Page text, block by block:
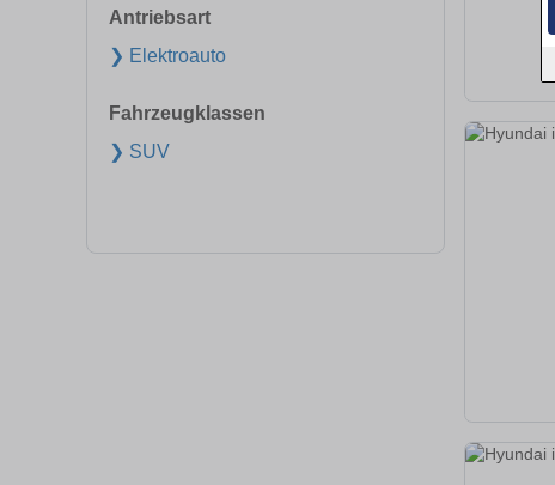
Antriebsart
❯ Elektroauto
Fahrzeugklassen
❯ SUV